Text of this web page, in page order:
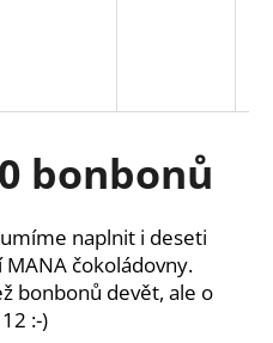
bonbonů
naplnit i deseti
čokoládovny.
bonbonů devět, ale o
:-)